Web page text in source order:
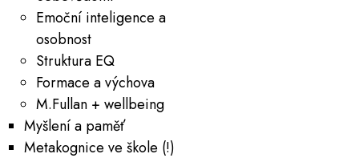
Emoční inteligence a
osobnost
Struktura EQ
Formace a výchova
M.Fullan + wellbeing
Myšlení a paměť
Metakognice ve škole (!)